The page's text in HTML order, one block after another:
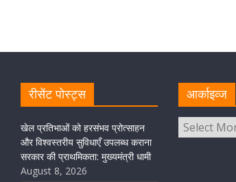
रीसेंट पोस्ट्स
खेल प्रतिभाओं को हरसंभव प्रोत्साहन
और विश्वस्तरीय सुविधाएँ उपलब्ध कराना
सरकार की प्राथमिकता: मुख्यमंत्री धामी
August 8, 2026
आर्काइव्ज